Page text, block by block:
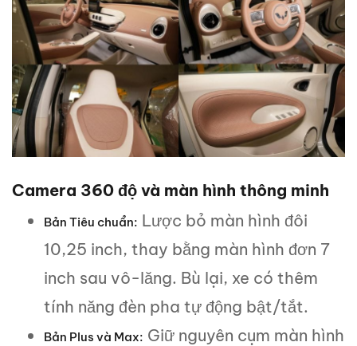
Camera 360 độ và màn hình thông minh
Bản Tiêu chuẩn: Lược bỏ màn hình đôi
10,25 inch, thay bằng màn hình đơn 7
inch sau vô-lăng. Bù lại, xe có thêm
tính năng đèn pha tự động bật/tắt.
Bản Plus và Max: Giữ nguyên cụm màn hình